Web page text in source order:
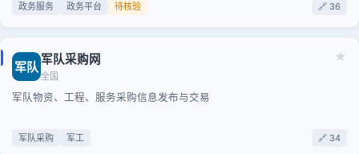
政务服务 政务平台 待核验 🔗 36
★
军队 军队采购网
全国
军队物资、工程、服务采购信息发布与交易
军队采购 军工 🔗 34